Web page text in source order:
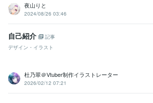
夜山りと
2024/08/26 03:46
自己紹介
記事
デザイン・イラスト
杜乃翠＠Vtuber制作イラストレーター
2026/02/12 07:21